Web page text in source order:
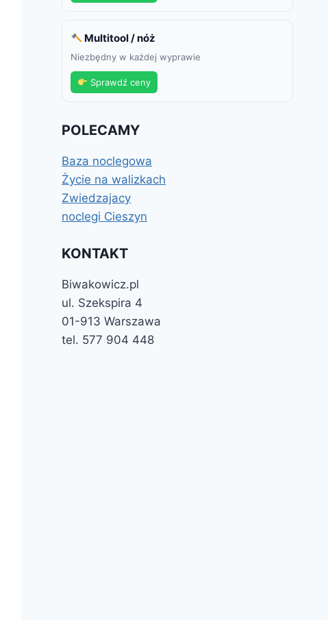
Multitool / nóż
Niezbędny w każdej wyprawie
Sprawdź ceny
POLECAMY
Baza noclegowa
Życie na walizkach
Zwiedzajacy
noclegi Cieszyn
KONTAKT
Biwakowicz.pl
ul. Szekspira 4
01-913 Warszawa
tel. 577 904 448